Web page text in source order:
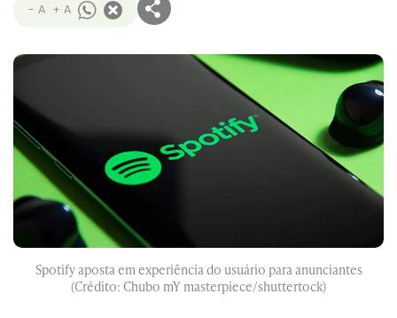
- A + A
Spotify aposta em experiência do usuário para anunciantes
(Crédito: Chubo mY masterpiece/shuttertock)